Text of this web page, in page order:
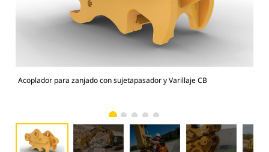
Acoplador para zanjado con sujetapasador y Varillaje CB